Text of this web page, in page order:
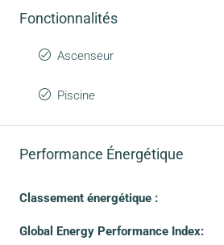
Fonctionnalités
Ascenseur
Piscine
Performance Énergétique
Classement énergétique :
Global Energy Performance Index: